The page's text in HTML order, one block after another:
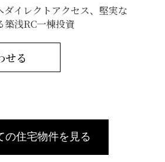
ダイレクトアクセス、堅実な
築浅RC一棟投資
せる
の住宅物件を見る